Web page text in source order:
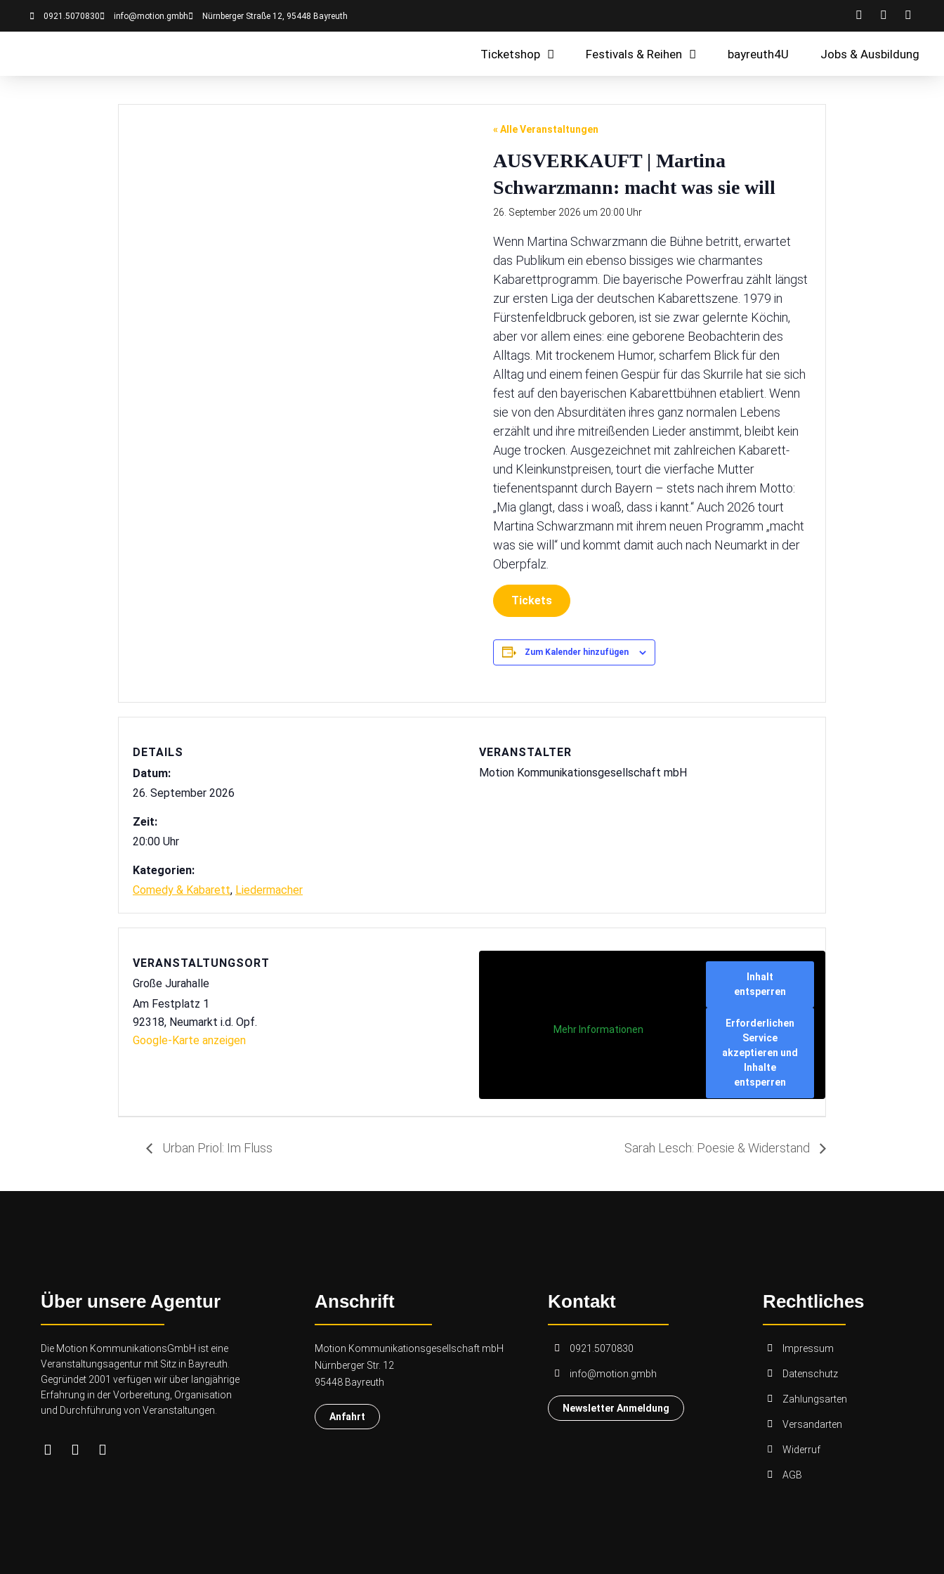
0921.5070830 info@motion.gmbh Nürnberger Straße 12, 95448 Bayreuth
Ticketshop Festivals & Reihen bayreuth4U Jobs & Ausbildung
« Alle Veranstaltungen
AUSVERKAUFT | Martina
Schwarzmann: macht was sie will
26. September 2026 um 20:00 Uhr
Wenn Martina Schwarzmann die Bühne betritt, erwartet
das Publikum ein ebenso bissiges wie charmantes
Kabarettprogramm. Die bayerische Powerfrau zählt längst
zur ersten Liga der deutschen Kabarettszene. 1979 in
Fürstenfeldbruck geboren, ist sie zwar gelernte Köchin,
aber vor allem eines: eine geborene Beobachterin des
Alltags. Mit trockenem Humor, scharfem Blick für den
Alltag und einem feinen Gespür für das Skurrile hat sie sich
fest auf den bayerischen Kabarettbühnen etabliert. Wenn
sie von den Absurditäten ihres ganz normalen Lebens
erzählt und ihre mitreißenden Lieder anstimmt, bleibt kein
Auge trocken. Ausgezeichnet mit zahlreichen Kabarett-
und Kleinkunstpreisen, tourt die vierfache Mutter
tiefenentspannt durch Bayern – stets nach ihrem Motto:
„Mia glangt, dass i woaß, dass i kannt.“ Auch 2026 tourt
Martina Schwarzmann mit ihrem neuen Programm „macht
was sie will“ und kommt damit auch nach Neumarkt in der
Oberpfalz.
Tickets
Zum Kalender hinzufügen
DETAILS
Datum:
26. September 2026
Zeit:
20:00 Uhr
Kategorien:
Comedy & Kabarett, Liedermacher
VERANSTALTER
Motion Kommunikationsgesellschaft mbH
VERANSTALTUNGSORT
Große Jurahalle
Am Festplatz 1
92318, Neumarkt i.d. Opf.
Google-Karte anzeigen
Mehr Informationen
Inhalt
entsperren
Erforderlichen
Service
akzeptieren und
Inhalte
entsperren
Urban Priol: Im Fluss Sarah Lesch: Poesie & Widerstand
Über unsere Agentur
Die Motion KommunikationsGmbH ist eine
Veranstaltungsagentur mit Sitz in Bayreuth.
Gegründet 2001 verfügen wir über langjährige
Erfahrung in der Vorbereitung, Organisation
und Durchführung von Veranstaltungen.
Anschrift
Motion Kommunikationsgesellschaft mbH
Nürnberger Str. 12
95448 Bayreuth
Anfahrt
Kontakt
0921.5070830
info@motion.gmbh
Newsletter Anmeldung
Rechtliches
Impressum
Datenschutz
Zahlungsarten
Versandarten
Widerruf
AGB